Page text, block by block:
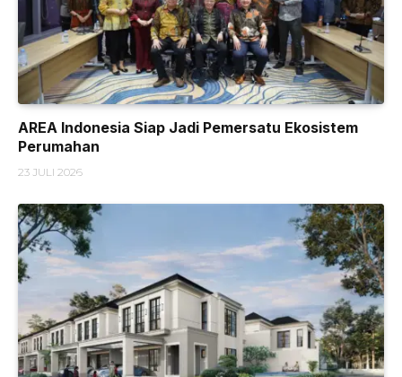
AREA Indonesia Siap Jadi Pemersatu Ekosistem
Perumahan
23 JULI 2026